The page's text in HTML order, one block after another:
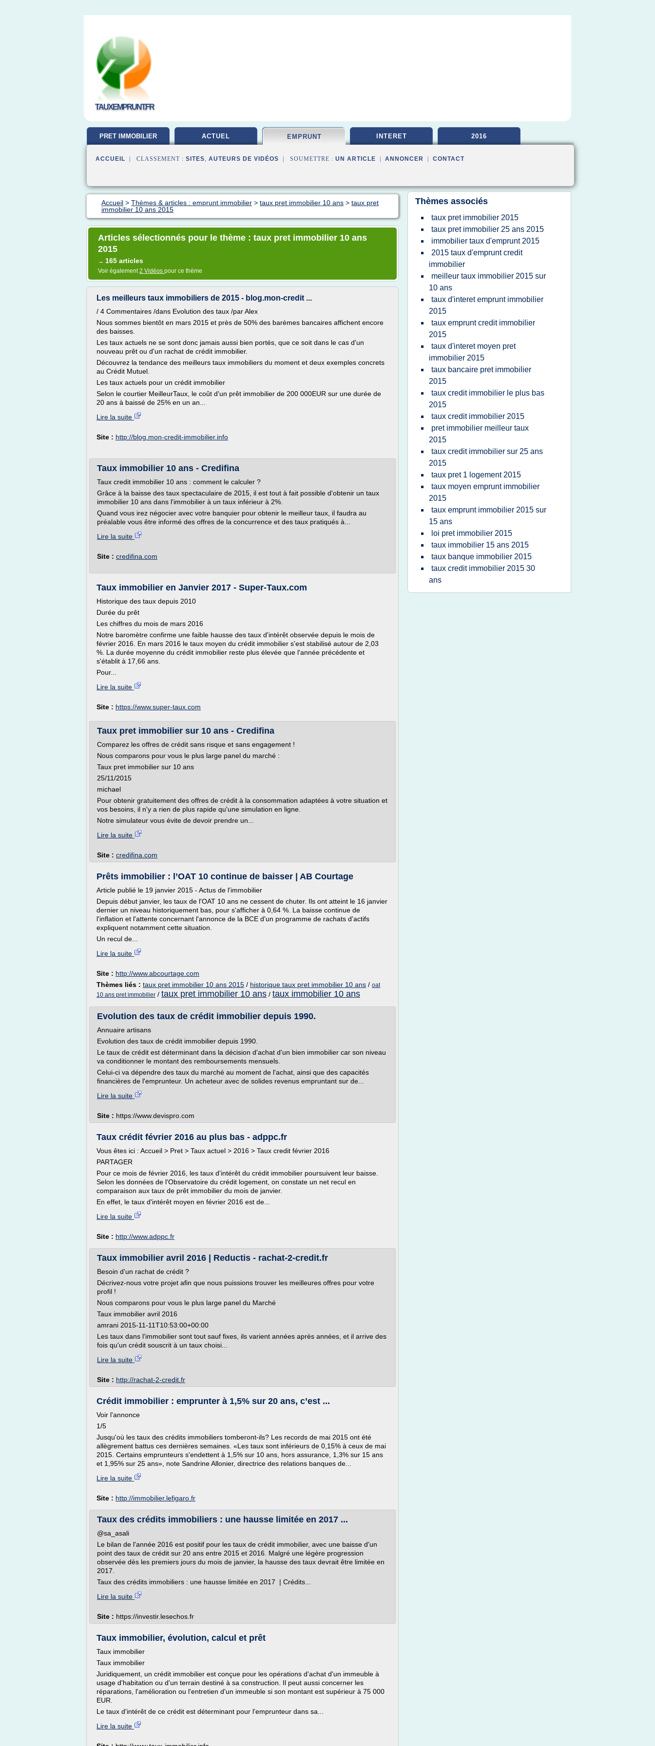
TAUXEMPRUNT.FR
PRET IMMOBILIER ACTUEL EMPRUNT INTERET 2016
ACCUEIL | CLASSEMENT : SITES, AUTEURS DE VIDÉOS | SOUMETTRE : UN ARTICLE ANNONCER CONTACT
Accueil > Thèmes & articles : emprunt immobilier > taux pret immobilier 10 ans > taux pret
immobilier 10 ans 2015
Articles sélectionnés pour le thème : taux pret immobilier 10 ans
2015
→ 165 articles
Voir également2 Vidéos pour ce thème
Les meilleurs taux immobiliers de 2015 - blog.mon-credit ...
/ 4 Commentaires /dans Evolution des taux /par Alex
Nous sommes bientôt en mars 2015 et près de 50% des barèmes bancaires affichent encore
des baisses.
Les taux actuels ne se sont donc jamais aussi bien portés, que ce soit dans le cas d'un
nouveau prêt ou d'un rachat de crédit immobilier.
Découvrez la tendance des meilleurs taux immobiliers du moment et deux exemples concrets
au Crédit Mutuel.
Les taux actuels pour un crédit immobilier
Selon le courtier MeilleurTaux, le coût d'un prêt immobilier de 200 000EUR sur une durée de
20 ans à baissé de 25% en un an...
Lire la suite
Site : http://blog.mon-credit-immobilier.info
Taux immobilier 10 ans - Credifina
Taux credit immobilier 10 ans : comment le calculer ?
Grâce à la baisse des taux spectaculaire de 2015, il est tout à fait possible d'obtenir un taux
immobilier 10 ans dans l'immobilier à un taux inférieur à 2%.
Quand vous irez négocier avec votre banquier pour obtenir le meilleur taux, il faudra au
préalable vous être informé des offres de la concurrence et des taux pratiqués à...
Lire la suite
Site : credifina.com
Taux immobilier en Janvier 2017 - Super-Taux.com
Historique des taux depuis 2010
Durée du prêt
Les chiffres du mois de mars 2016
Notre baromètre confirme une faible hausse des taux d'intérêt observée depuis le mois de
février 2016. En mars 2016 le taux moyen du crédit immobilier s'est stabilisé autour de 2,03
%. La durée moyenne du crédit immobilier reste plus élevée que l'année précédente et
s'établit à 17,66 ans.
Pour...
Lire la suite
Site : https://www.super-taux.com
Taux pret immobilier sur 10 ans - Credifina
Comparez les offres de crédit sans risque et sans engagement !
Nous comparons pour vous le plus large panel du marché :
Taux pret immobilier sur 10 ans
25/11/2015
michael
Pour obtenir gratuitement des offres de crédit à la consommation adaptées à votre situation et
vos besoins, il n'y a rien de plus rapide qu'une simulation en ligne.
Notre simulateur vous évite de devoir prendre un...
Lire la suite
Site : credifina.com
Prêts immobilier : l’OAT 10 continue de baisser | AB Courtage
Article publié le 19 janvier 2015 - Actus de l'immobilier
Depuis début janvier, les taux de l'OAT 10 ans ne cessent de chuter. Ils ont atteint le 16 janvier
dernier un niveau historiquement bas, pour s'afficher à 0,64 %. La baisse continue de
l'inflation et l'attente concernant l'annonce de la BCE d'un programme de rachats d'actifs
expliquent notamment cette situation.
Un recul de...
Lire la suite
Site : http://www.abcourtage.com
Thèmes liés : taux pret immobilier 10 ans 2015 / historique taux pret immobilier 10 ans / oat
10 ans pret immobilier / taux pret immobilier 10 ans / taux immobilier 10 ans
Evolution des taux de crédit immobilier depuis 1990.
Annuaire artisans
Evolution des taux de crédit immobilier depuis 1990.
Le taux de crédit est déterminant dans la décision d'achat d'un bien immobilier car son niveau
va conditionner le montant des remboursements mensuels.
Celui-ci va dépendre des taux du marché au moment de l'achat, ainsi que des capacités
financières de l'emprunteur. Un acheteur avec de solides revenus empruntant sur de...
Lire la suite
Site : https://www.devispro.com
Taux crédit février 2016 au plus bas - adppc.fr
Vous êtes ici : Accueil > Pret > Taux actuel > 2016 > Taux credit février 2016
PARTAGER
Pour ce mois de février 2016, les taux d'intérêt du crédit immobilier poursuivent leur baisse.
Selon les données de l'Observatoire du crédit logement, on constate un net recul en
comparaison aux taux de prêt immobilier du mois de janvier.
En effet, le taux d'intérêt moyen en février 2016 est de...
Lire la suite
Site : http://www.adppc.fr
Taux immobilier avril 2016 | Reductis - rachat-2-credit.fr
Besoin d'un rachat de crédit ?
Décrivez-nous votre projet afin que nous puissions trouver les meilleures offres pour votre
profil !
Nous comparons pour vous le plus large panel du Marché
Taux immobilier avril 2016
amrani 2015-11-11T10:53:00+00:00
Les taux dans l'immobilier sont tout sauf fixes, ils varient années après années, et il arrive des
fois qu'un crédit souscrit à un taux choisi...
Lire la suite
Site : http://rachat-2-credit.fr
Crédit immobilier : emprunter à 1,5% sur 20 ans, c’est ...
Voir l'annonce
1/5
Jusqu'où les taux des crédits immobiliers tomberont-ils? Les records de mai 2015 ont été
allègrement battus ces dernières semaines. «Les taux sont inférieurs de 0,15% à ceux de mai
2015. Certains emprunteurs s'endettent à 1,5% sur 10 ans, hors assurance, 1,3% sur 15 ans
et 1,95% sur 25 ans», note Sandrine Allonier, directrice des relations banques de...
Lire la suite
Site : http://immobilier.lefigaro.fr
Taux des crédits immobiliers : une hausse limitée en 2017 ...
@sa_asali
Le bilan de l'année 2016 est positif pour les taux de crédit immobilier, avec une baisse d'un
point des taux de crédit sur 20 ans entre 2015 et 2016. Malgré une légère progression
observée dès les premiers jours du mois de janvier, la hausse des taux devrait être limitée en
2017.
Taux des crédits immobiliers : une hausse limitée en 2017 | Crédits...
Lire la suite
Site : https://investir.lesechos.fr
Taux immobilier, évolution, calcul et prêt
Taux immobilier
Taux immobilier
Juridiquement, un crédit immobilier est conçue pour les opérations d'achat d'un immeuble à
usage d'habitation ou d'un terrain destiné à sa construction. Il peut aussi concerner les
réparations, l'amélioration ou l'entretien d'un immeuble si son montant est supérieur à 75 000
EUR.
Le taux d'intérêt de ce crédit est déterminant pour l'emprunteur dans sa...
Lire la suite
Thèmes associés
taux pret immobilier 2015
taux pret immobilier 25 ans 2015
immobilier taux d'emprunt 2015
2015 taux d'emprunt credit
immobilier
meilleur taux immobilier 2015 sur
10 ans
taux d'interet emprunt immobilier
2015
taux emprunt credit immobilier
2015
taux d'interet moyen pret
immobilier 2015
taux bancaire pret immobilier
2015
taux credit immobilier le plus bas
2015
taux credit immobilier 2015
pret immobilier meilleur taux
2015
taux credit immobilier sur 25 ans
2015
taux pret 1 logement 2015
taux moyen emprunt immobilier
2015
taux emprunt immobilier 2015 sur
15 ans
loi pret immobilier 2015
taux immobilier 15 ans 2015
taux banque immobilier 2015
taux credit immobilier 2015 30
ans